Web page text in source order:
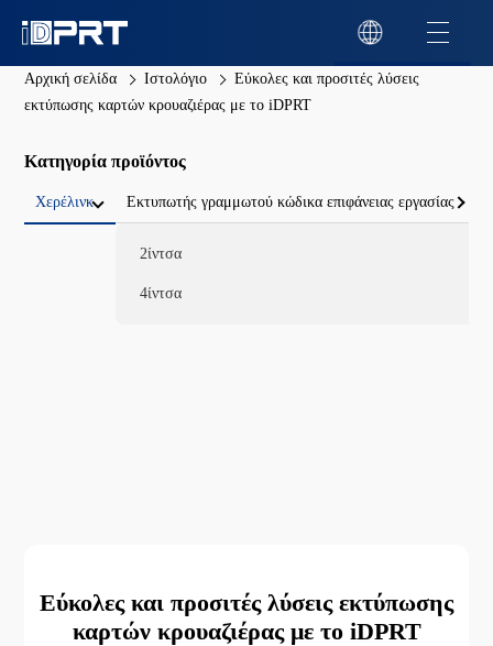
Αρχική σελίδα Ιστολόγιο
Εύκολες και προσιτές λύσεις
εκτύπωσης καρτών κρουαζιέρας με το iDPRT
Κατηγορία προϊόντος
Χερέλινκ Εκτυπωτής γραμμωτού κώδικα επιφάνειας εργασίας
2ίντσα
4ίντσα
Εύκολες και προσιτές λύσεις εκτύπωσης
καρτών κρουαζιέρας με το iDPRT